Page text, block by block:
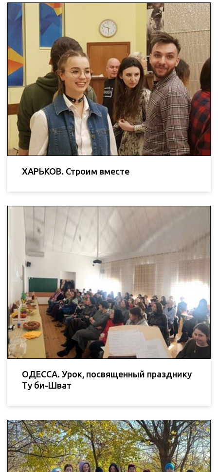
ХАРЬКОВ. Строим вместе
ОДЕССА. Урок, посвященный празднику
Ту би-Шват